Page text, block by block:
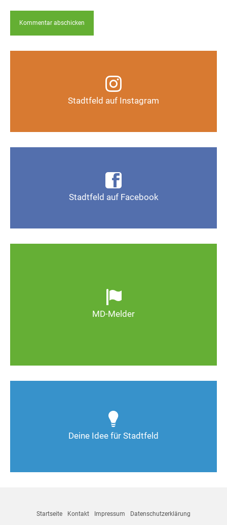
Stadtfeld auf Instagram
Instagram-Kanal
Auf Instagram folgen
Stadtfeld auf Facebook
Seite Magdeburg-Stadtfeld
MD-Melder
wild entsorgter Müll. Melden Sie Mängel, damit
Magdeburg schöner und lebenswerter wird.
Deine Idee für Stadtfeld
Deine Ideen sind gefragt!
Startseite Kontakt Impressum Datenschutzerklärung